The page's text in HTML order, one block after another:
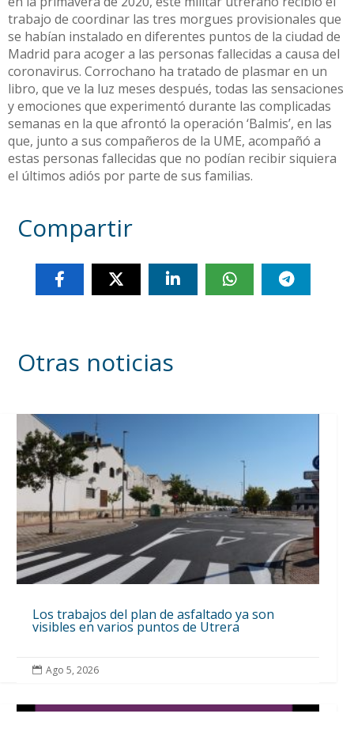
trabajo de coordinar las tres morgues provisionales que
se habían instalado en diferentes puntos de la ciudad de
Madrid para acoger a las personas fallecidas a causa del
coronavirus. Corrochano ha tratado de plasmar en un
libro, que ve la luz meses después, todas las sensaciones
y emociones que experimentó durante las complicadas
semanas en la que afrontó la operación ‘Balmis’, en las
que, junto a sus compañeros de la UME, acompañó a
estas personas fallecidas que no podían recibir siquiera
el últimos adiós por parte de sus familias.
Compartir
Otras noticias
Los trabajos del plan de asfaltado ya son
visibles en varios puntos de Utrera
 Ago 5, 2026